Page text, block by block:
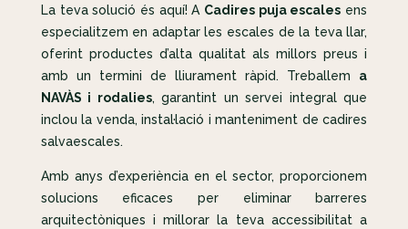
La teva solució és aquí! A Cadires puja escales ens
especialitzem en adaptar les escales de la teva llar,
oferint productes d’alta qualitat als millors preus i
amb un termini de lliurament ràpid. Treballem a
NAVÀS i rodalies, garantint un servei integral que
inclou la venda, instal·lació i manteniment de cadires
salvaescales.
Amb anys d’experiència en el sector, proporcionem
solucions eficaces per eliminar barreres
arquitectòniques i millorar la teva accessibilitat a